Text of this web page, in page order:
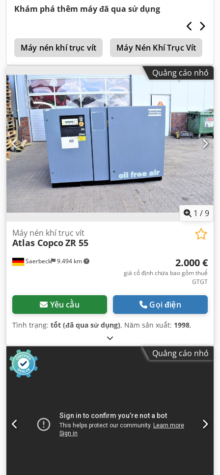
Khám phá thêm máy đã qua sử dụng
Máy nén khí trục vít Máy Nén Khí Trục Vít
Quảng cáo nhỏ
1 /9
Saerbeck 9.494 km
Máy nén khí trục vít
Atlas CopcoZR 55
2.000 €
giá cố định chưa bao gồm thuế
GTGT
Yêu cầu Gọi điện
Tình trạng: tốt (đã qua sử dụng), Năm sản xuất: 1998,
Quảng cáo nhỏ